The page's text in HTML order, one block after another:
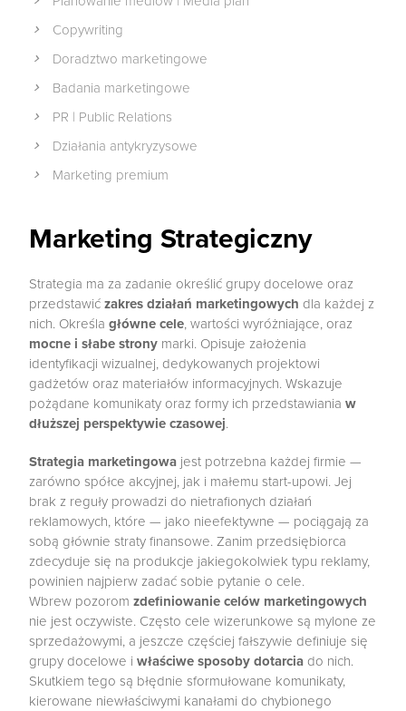
Copywriting
Doradztwo marketingowe
Badania marketingowe
PR | Public Relations
Działania antykryzysowe
Marketing premium
Marketing Strategiczny
Strategia ma za zadanie określić grupy docelowe oraz
przedstawić zakres działań marketingowych dla każdej z
nich. Określa główne cele, wartości wyróżniające, oraz
mocne i słabe strony marki. Opisuje założenia
identyfikacji wizualnej, dedykowanych projektowi
gadżetów oraz materiałów informacyjnych. Wskazuje
pożądane komunikaty oraz formy ich przedstawiania w
dłuższej perspektywie czasowej.
Strategia marketingowa jest potrzebna każdej firmie —
zarówno spółce akcyjnej, jak i małemu start-upowi. Jej
brak z reguły prowadzi do nietrafionych działań
reklamowych, które — jako nieefektywne — pociągają za
sobą głównie straty finansowe. Zanim przedsiębiorca
zdecyduje się na produkcje jakiegokolwiek typu reklamy,
powinien najpierw zadać sobie pytanie o cele.
Wbrew pozorom zdefiniowanie celów marketingowych
nie jest oczywiste. Często cele wizerunkowe są mylone ze
sprzedażowymi, a jeszcze częściej fałszywie definiuje się
grupy docelowe i właściwe sposoby dotarcia do nich.
Skutkiem tego są błędnie sformułowane komunikaty,
kierowane niewłaściwymi kanałami do chybionego